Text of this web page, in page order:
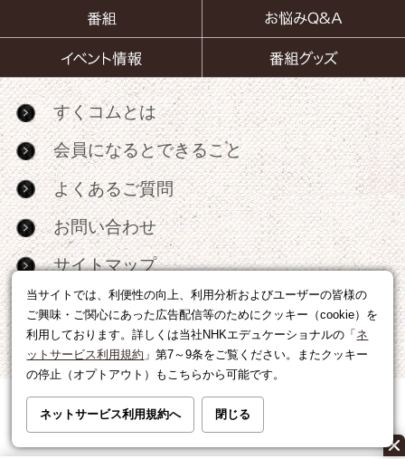
当サイトでは、利便性の向上、利用分析およびユーザーの皆様の
ご興味・ご関心にあった広告配信等のためにクッキー（cookie）を
利用しております。詳しくは当社NHKエデュケーショナルの「 ネ
ットサービス利用規約 」第7～9条をご覧ください。またクッキー
の停止（オプトアウト）もこちらから可能です。
ネットサービス利用規約へ 閉じる
すくコムとは
会員になるとできること
よくあるご質問
お問い合わせ
サイトマップ
RSS
広告出稿・パートナーシップについて
利用規約|個人情報の取り扱いについて
運営会社|広告に関するお問い合わせ